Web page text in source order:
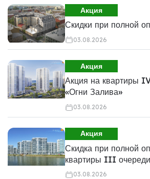
Акция
Скидки при полной
03.08.2026
Акция
Акция на квартиры
«Огни Залива»
03.08.2026
Акция
Скидка при полной
квартиры III очереди
03.08.2026